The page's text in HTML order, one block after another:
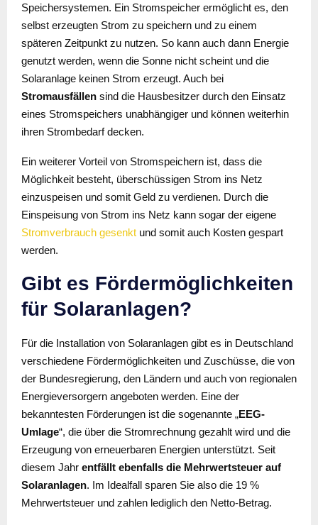
Speichersystemen. Ein Stromspeicher ermöglicht es, den
selbst erzeugten Strom zu speichern und zu einem
späteren Zeitpunkt zu nutzen. So kann auch dann Energie
genutzt werden, wenn die Sonne nicht scheint und die
Solaranlage keinen Strom erzeugt. Auch bei
Stromausfällen sind die Hausbesitzer durch den Einsatz
eines Stromspeichers unabhängiger und können weiterhin
ihren Strombedarf decken.
Ein weiterer Vorteil von Stromspeichern ist, dass die
Möglichkeit besteht, überschüssigen Strom ins Netz
einzuspeisen und somit Geld zu verdienen. Durch die
Einspeisung von Strom ins Netz kann sogar der eigene
Stromverbrauch gesenkt und somit auch Kosten gespart
werden.
Gibt es Fördermöglichkeiten
für Solaranlagen?
Für die Installation von Solaranlagen gibt es in Deutschland
verschiedene Fördermöglichkeiten und Zuschüsse, die von
der Bundesregierung, den Ländern und auch von regionalen
Energieversorgern angeboten werden. Eine der
bekanntesten Förderungen ist die sogenannte „EEG-
Umlage“, die über die Stromrechnung gezahlt wird und die
Erzeugung von erneuerbaren Energien unterstützt. Seit
diesem Jahr entfällt ebenfalls die Mehrwertsteuer auf
Solaranlagen. Im Idealfall sparen Sie also die 19 %
Mehrwertsteuer und zahlen lediglich den Netto-Betrag.